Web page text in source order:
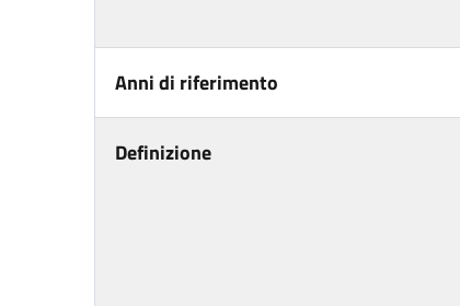
Anni di riferimento
Definizione